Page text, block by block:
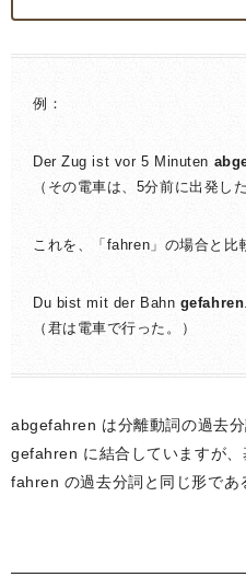
例：
Der Zug ist vor 5 Minuten
（その電車は、5分前に出発した
これを、「fahren」の場合と比
Du bist mit der Bahn gefahren.
（君は電車で行った。）
abgefahren は分離動詞の過去
gefahren に結合していますが
fahren の過去分詞と同じ形であ